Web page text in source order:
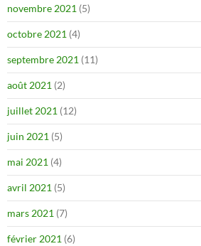
novembre 2021 (5)
octobre 2021 (4)
septembre 2021 (11)
août 2021 (2)
juillet 2021 (12)
juin 2021 (5)
mai 2021 (4)
avril 2021 (5)
mars 2021 (7)
février 2021 (6)